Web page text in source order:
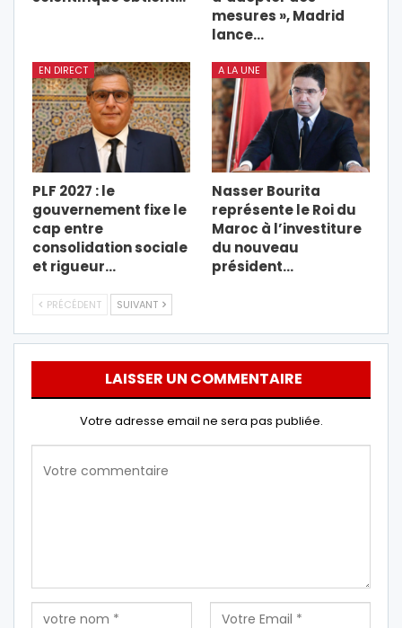
mesures », Madrid
lance…
EN DIRECT
PLF 2027 : le
gouvernement fixe le
cap entre
consolidation sociale
et rigueur…
A LA UNE
Nasser Bourita
représente le Roi du
Maroc à l’investiture
du nouveau
président…
PRÉCÉDENT SUIVANT
LAISSER UN COMMENTAIRE
Votre adresse email ne sera pas publiée.